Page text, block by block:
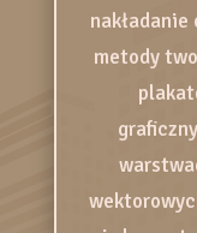
metody